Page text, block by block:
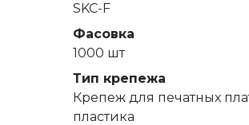
SKC-F
Фасовка
1000 шт
Тип крепежа
Крепеж для печатных
пластика